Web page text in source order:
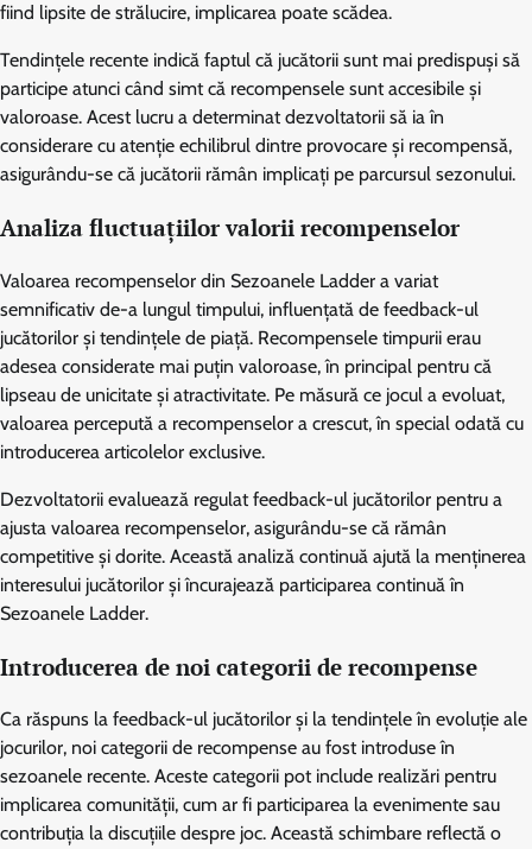
fiind lipsite de strălucire, implicarea poate scădea.
Tendințele recente indică faptul că jucătorii sunt mai predispuși să
participe atunci când simt că recompensele sunt accesibile și
valoroase. Acest lucru a determinat dezvoltatorii să ia în
considerare cu atenție echilibrul dintre provocare și recompensă,
asigurându-se că jucătorii rămân implicați pe parcursul sezonului.
Analiza fluctuațiilor valorii recompenselor
Valoarea recompenselor din Sezoanele Ladder a variat
semnificativ de-a lungul timpului, influențată de feedback-ul
jucătorilor și tendințele de piață. Recompensele timpurii erau
adesea considerate mai puțin valoroase, în principal pentru că
lipseau de unicitate și atractivitate. Pe măsură ce jocul a evoluat,
valoarea percepută a recompenselor a crescut, în special odată cu
introducerea articolelor exclusive.
Dezvoltatorii evaluează regulat feedback-ul jucătorilor pentru a
ajusta valoarea recompenselor, asigurându-se că rămân
competitive și dorite. Această analiză continuă ajută la menținerea
interesului jucătorilor și încurajează participarea continuă în
Sezoanele Ladder.
Introducerea de noi categorii de recompense
Ca răspuns la feedback-ul jucătorilor și la tendințele în evoluție ale
jocurilor, noi categorii de recompense au fost introduse în
sezoanele recente. Aceste categorii pot include realizări pentru
implicarea comunității, cum ar fi participarea la evenimente sau
contribuția la discuțiile despre joc. Această schimbare reflectă o